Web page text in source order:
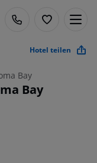
Hotel teilen
Bay
Bay